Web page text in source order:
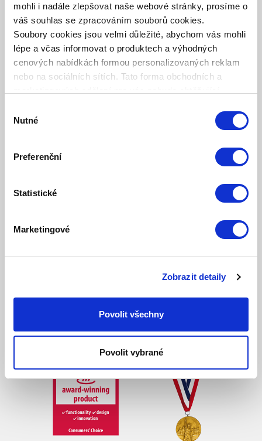
mohli i nadále zlepšovat naše webové stránky, prosíme o
váš souhlas se zpracováním souborů cookies.
Soubory cookies jsou velmi důležité, abychom vás mohli
lépe a včas informovat o produktech a výhodných
cenových nabídkách formou personalizovaných reklam
nebo na sociálních sítích. Tato forma obchodních a
souhlasu
Nutné
Preferenční
Statistické
Marketingové
Zobrazit detaily
Povolit všechny
Povolit vybrané
2010 - Srbsko
Udělena jako nejvyšší ocenění v Srbsku v oblasti kulturního
sponzoringu.
“PREMIO INTERNATIONALE PROFILO
DONNA "
Ocenění za mimořádné zásluhy v kulturní, společenské a
ZLATÉ OCENĚNÍ B.I.D. (BUSINESS INITIATIVE
2004 – Frankfurt nad Mohanem, Německo
Mezinárodní cena „Arch of Europe“ za kvalitu, vedoucí
postavení, technologie a inovace pro společnost Zepter
International.